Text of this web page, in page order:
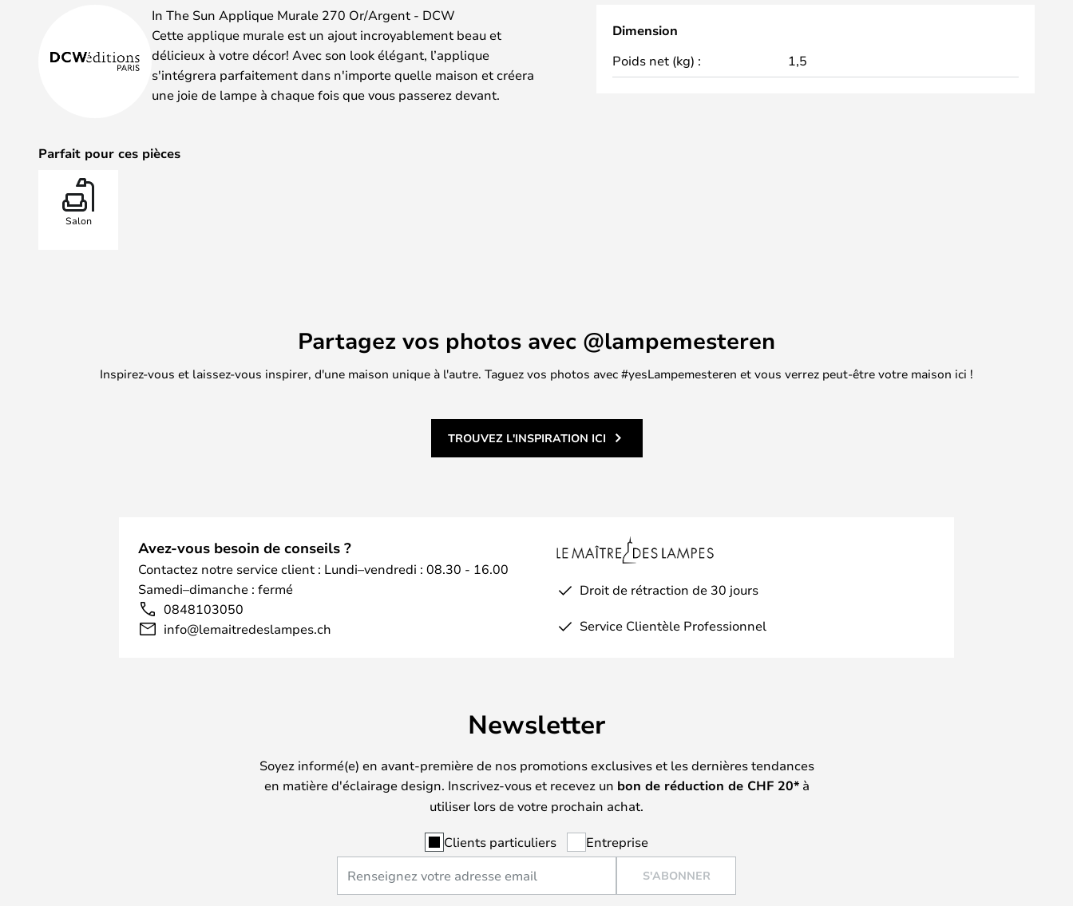
In The Sun Applique Murale 270 Or/Argent - DCW
Cette applique murale est un ajout incroyablement beau et
délicieux à votre décor! Avec son look élégant, l’applique
s'intégrera parfaitement dans n'importe quelle maison et créera
une joie de lampe à chaque fois que vous passerez devant.
Parfait pour ces pièces
Salon
Dimension
Poids net (kg) : 1,5
Partagez vos photos avec @lampemesteren
Inspirez-vous et laissez-vous inspirer, d'une maison unique à l'autre. Taguez vos photos avec #yesLampemesteren et vous verrez peut-être votre maison ici !
TROUVEZ L'INSPIRATION ICI
Avez-vous besoin de conseils ?
Contactez notre service client : Lundi–vendredi : 08.30 - 16.00
Samedi–dimanche : fermé
0848103050
info@lemaitredeslampes.ch
Droit de rétraction de 30 jours
Service Clientèle Professionnel
Newsletter
Soyez informé(e) en avant-première de nos promotions exclusives et les dernières tendances
en matière d'éclairage design. Inscrivez-vous et recevez un bon de réduction de CHF 20*à
utiliser lors de votre prochain achat.
Clients particuliers Entreprise
S'ABONNER